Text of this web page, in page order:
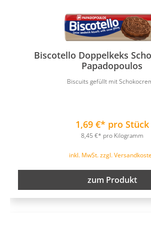
Biscotello Doppelkeks
Papadopoulos
Biscuits gefüllt mit
1,69 €* pro Stück
8,45 €* pro Kilogramm
inkl. MwSt. zzgl.
zum Produkt